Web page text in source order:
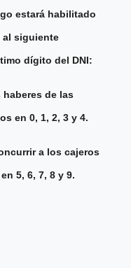
estará habilitado
al siguiente
dígito del DNI:
de las
en 0, 1, 2, 3 y 4.
a los cajeros
5, 6, 7, 8 y 9.